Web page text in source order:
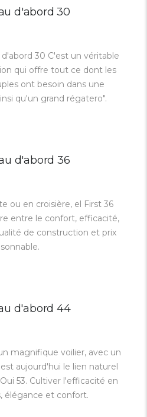
d'abord 30
30 C'est un véritable
qui offre tout ce dont les
ont besoin dans une
qu'un grand régatero".
d'abord 36
ou en croisière, el First 36
entre le confort, efficacité,
de construction et prix
d'abord 44
magnifique voilier, avec un
aujourd'hui le lien naturel
53. Cultiver l'efficacité en
élégance et confort.